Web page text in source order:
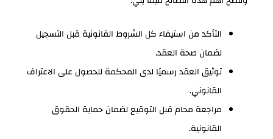
التأكد من استيفاء كل الشروط القانونية قبل التسجيل
لضمان صحة العقد.
توثيق العقد رسميًا لدى المحكمة للحصول على الاعتراف
القانوني.
مراجعة محام قبل التوقيع لضمان حماية الحقوق
القانونية.